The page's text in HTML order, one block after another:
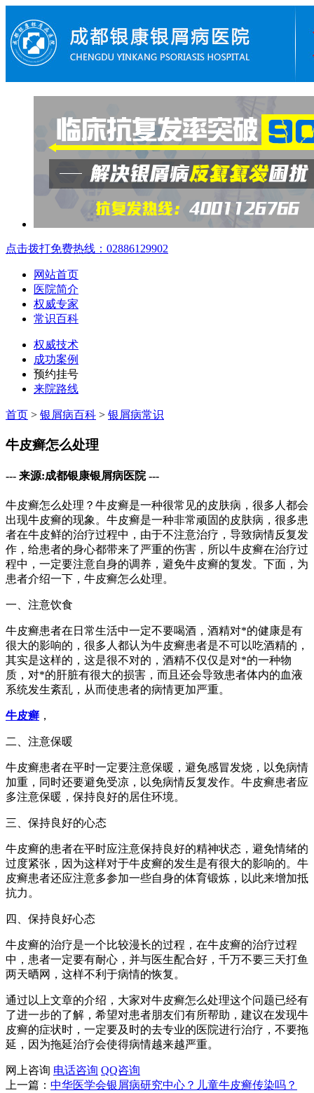
点击拨打免费热线：02886129902
网站首页
医院简介
权威专家
常识百科
权威技术
成功案例
预约挂号
来院路线
首页 > 银屑病百科 > 银屑病常识
牛皮癣怎么处理
--- 来源:成都银康银屑病医院 ---
牛皮癣怎么处理？牛皮癣是一种很常见的皮肤病，很多人都会
出现牛皮癣的现象。牛皮癣是一种非常顽固的皮肤病，很多患
者在牛皮鲜的治疗过程中，由于不注意治疗，导致病情反复发
作，给患者的身心都带来了严重的伤害，所以牛皮癣在治疗过
程中，一定要注意自身的调养，避免牛皮癣的复发。下面，为
患者介绍一下，牛皮癣怎么处理。
一、注意饮食
牛皮癣患者在日常生活中一定不要喝酒，酒精对*的健康是有
很大的影响的，很多人都认为牛皮癣患者是不可以吃酒精的，
其实是这样的，这是很不对的，酒精不仅仅是对*的一种物
质，对*的肝脏有很大的损害，而且还会导致患者体内的血液
系统发生紊乱，从而使患者的病情更加严重。
牛皮癣 ，
二、注意保暖
牛皮癣患者在平时一定要注意保暖，避免感冒发烧，以免病情
加重，同时还要避免受凉，以免病情反复发作。牛皮癣患者应
多注意保暖，保持良好的居住环境。
三、保持良好的心态
牛皮癣的患者在平时应注意保持良好的精神状态，避免情绪的
过度紧张，因为这样对于牛皮癣的发生是有很大的影响的。牛
皮癣患者还应注意多参加一些自身的体育锻炼，以此来增加抵
抗力。
四、保持良好心态
牛皮癣的治疗是一个比较漫长的过程，在牛皮癣的治疗过程
中，患者一定要有耐心，并与医生配合好，千万不要三天打鱼
两天晒网，这样不利于病情的恢复。
通过以上文章的介绍，大家对牛皮癣怎么处理这个问题已经有
了进一步的了解，希望对患者朋友们有所帮助，建议在发现牛
皮癣的症状时，一定要及时的去专业的医院进行治疗，不要拖
延，因为拖延治疗会使得病情越来越严重。
网上咨询 电话咨询 QQ咨询
上一篇： 中华医学会银屑病研究中心？儿童牛皮癣传染吗？